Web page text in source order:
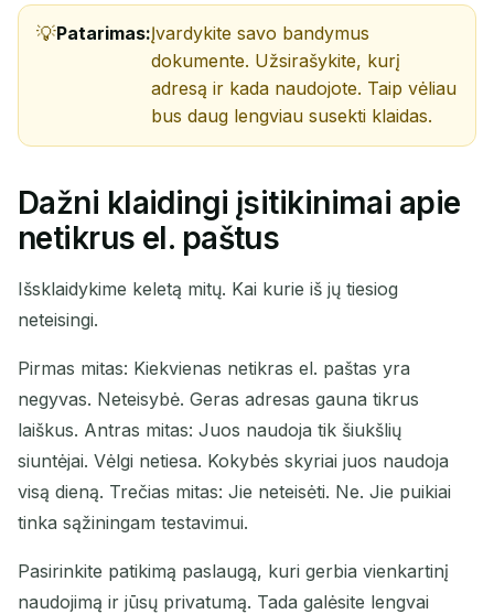
Patarimas:Įvardykite savo bandymus
dokumente. Užsirašykite, kurį
adresą ir kada naudojote. Taip vėliau
bus daug lengviau susekti klaidas.
Dažni klaidingi įsitikinimai apie
netikrus el. paštus
Išsklaidykime keletą mitų. Kai kurie iš jų tiesiog
neteisingi.
Pirmas mitas: Kiekvienas netikras el. paštas yra
negyvas. Neteisybė. Geras adresas gauna tikrus
laiškus. Antras mitas: Juos naudoja tik šiukšlių
siuntėjai. Vėlgi netiesa. Kokybės skyriai juos naudoja
visą dieną. Trečias mitas: Jie neteisėti. Ne. Jie puikiai
tinka sąžiningam testavimui.
Pasirinkite patikimą paslaugą, kuri gerbia vienkartinį
naudojimą ir jūsų privatumą. Tada galėsite lengvai